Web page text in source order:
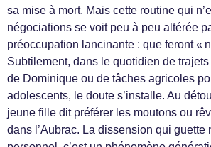
sa mise à mort. Mais cette routine qui
négociations se voit peu à peu altérée
préoccupation lancinante : que feront «
Subtilement, dans le quotidien de
de Dominique ou de tâches agricoles
adolescents, le doute s’installe. Au
jeune fille dit préférer les moutons ou
dans l’Aubrac. La dissension qui guette